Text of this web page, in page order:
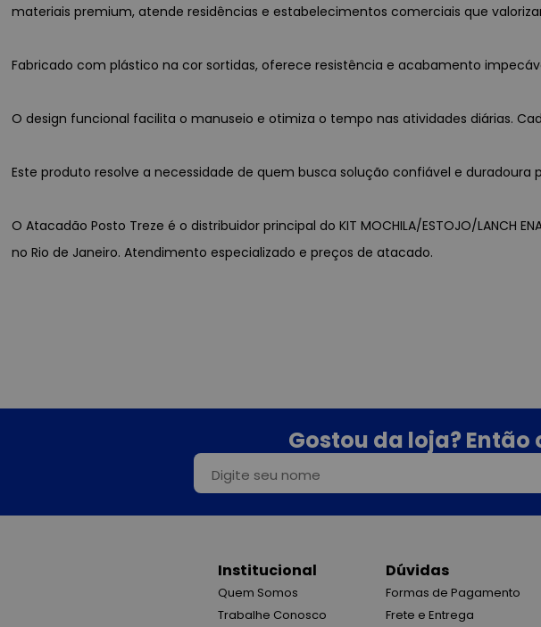
materiais premium, atende residências e estabelecimentos comerciais que
Fabricado com plástico na cor sortidas, oferece resistência e acabamento
O design funcional facilita o manuseio e otimiza o tempo nas atividades diárias.
Este produto resolve a necessidade de quem busca solução confiável e
O Atacadão Posto Treze é o distribuidor principal do KIT MOCHILA/ESTOJO/LANCH
no Rio de Janeiro. Atendimento especializado e preços de atacado.
Gostou da loja?
Institucional
Quem Somos
Trabalhe Conosco
Dúvidas
Formas de Pagamento
Frete e Entrega